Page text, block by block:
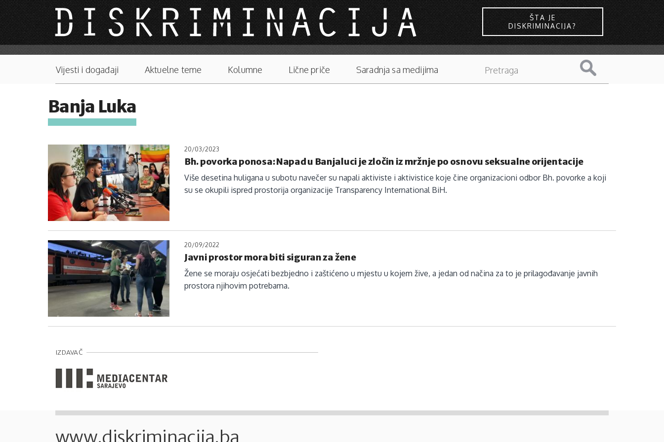
Skip to main content
ŠTA JE
DISKRIMINACIJA?
Main menu
Vijesti i događaji Aktuelne teme Kolumne Lične priče Saradnja sa medijima
Banja Luka
20/03/2023
Bh. povorka ponosa: Napad u Banjaluci je zločin iz mržnje po osnovu seksualne orijentacije
Više desetina huligana u subotu navečer su napali aktiviste i aktivistice koje čine organizacioni odbor Bh. povorke a koji
su se okupili ispred prostorija organizacije Transparency International BiH.
20/09/2022
Javni prostor mora biti siguran za žene
Žene se moraju osjećati bezbjedno i zaštićeno u mjestu u kojem žive, a jedan od načina za to je prilagođavanje javnih
prostora njihovim potrebama.
IZDAVAČ
www.diskriminacija.ba